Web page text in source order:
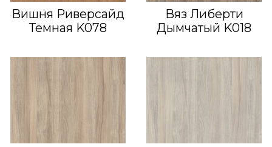
Вишня Риверсайд
Темная K078
Вяз Либерти
Дымчатый K018